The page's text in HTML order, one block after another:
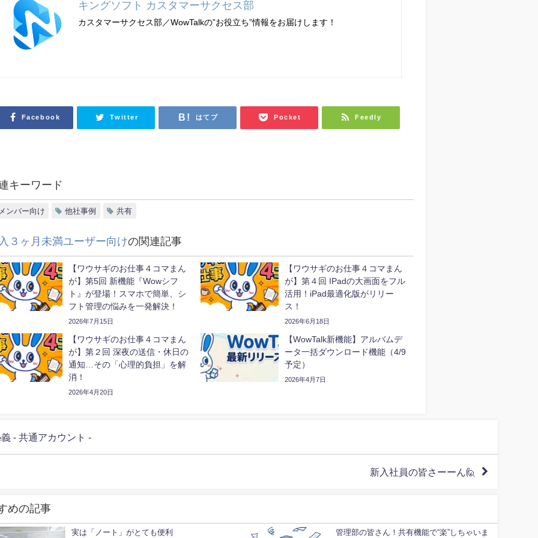
キングソフト カスタマーサクセス部
カスタマーサクセス部／WowTalkの”お役立ち”情報をお届けします！
Facebook Twitter はてブ Pocket Feedly
キーワード
ンバー向け 他社事例 共有
３ヶ月未満ユーザー向けの関連記事
【ワウサギのお仕事４コマまん
が】第5回 新機能『Wowシフ
ト』が登場！スマホで簡単、シ
フト管理の悩みを一発解決！
2026年7月15日
【ワウサギのお仕事４コマまん
が】第４回 IPadの大画面をフル
活用！iPad最適化版がリリー
ス！
2026年6月18日
【ワウサギのお仕事４コマまん
が】第２回 深夜の送信・休日の
通知…その「心理的負担」を解
消！
2026年4月20日
【WowTalk新機能】アルバムデ
ータ一括ダウンロード機能（4/9
予定）
2026年4月7日
- 共通アカウント -
新入社員の皆さーーん🙋
めの記事
実は「ノート」がとても便利 管理部の皆さん！共有機能で“楽”しちゃいま